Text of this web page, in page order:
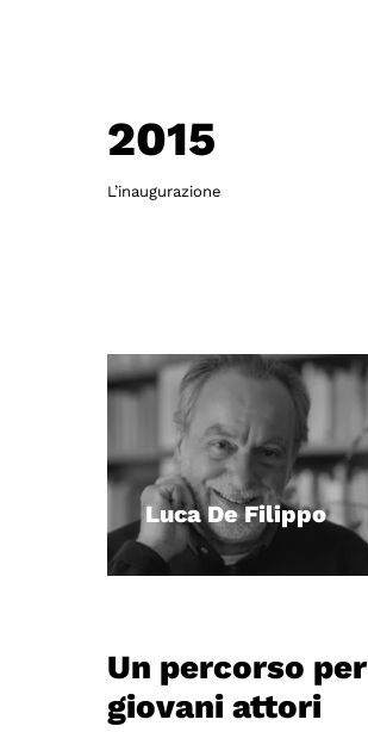
2015
L’inaugurazione
Luca De Filippo
Un percorso per
giovani attori